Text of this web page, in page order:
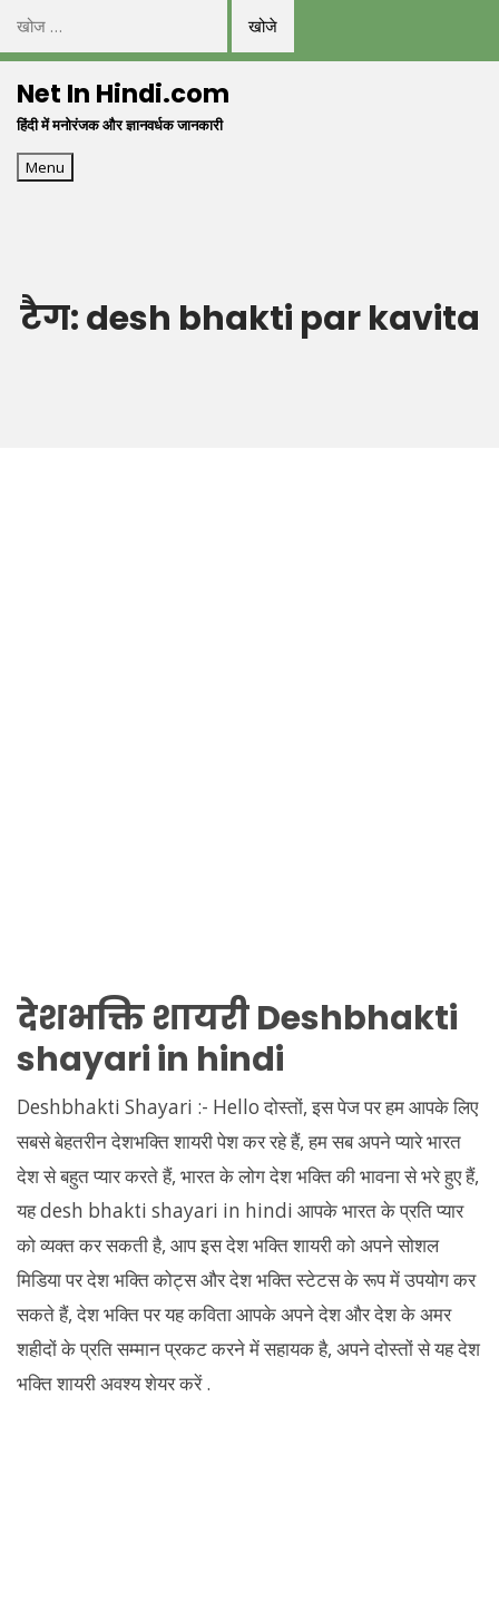
निम्न
को
खोजें:Net In Hindi.com
हिंदी में मनोरंजक और ज्ञानवर्धक जानकारी
Menu
टैग:desh bhakti par kavita
देशभक्ति शायरी Deshbhakti
shayari in hindi
Deshbhakti Shayari :- Hello दोस्तों, इस पेज पर हम आपके लिए
सबसे बेहतरीन देशभक्ति शायरी पेश कर रहे हैं, हम सब अपने प्यारे भारत
देश से बहुत प्यार करते हैं, भारत के लोग देश भक्ति की भावना से भरे हुए हैं,
यह desh bhakti shayari in hindi आपके भारत के प्रति प्यार
को व्यक्त कर सकती है, आप इस देश भक्ति शायरी को अपने सोशल
मिडिया पर देश भक्ति कोट्स और देश भक्ति स्टेटस के रूप में उपयोग कर
सकते हैं, देश भक्ति पर यह कविता आपके अपने देश और देश के अमर
शहीदों के प्रति सम्मान प्रकट करने में सहायक है, अपने दोस्तों से यह देश
भक्ति शायरी अवश्य शेयर करें .